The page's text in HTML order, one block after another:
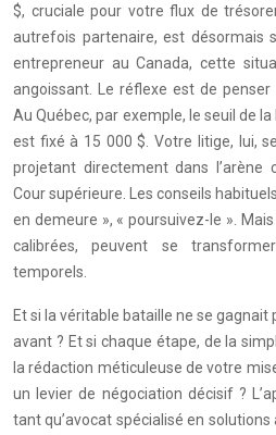
$, cruciale pour votre flux de
autrefois partenaire, est désormais
entrepreneur au Canada, cette
angoissant. Le réflexe est de
Au Québec, par exemple, le seuil de
est fixé à 15 000 $. Votre litige, lui,
projetant directement dans l’arène
Cour supérieure. Les conseils
en demeure », « poursuivez-le ».
calibrées, peuvent se
temporels.
Et si la véritable bataille ne se gagnait
avant ? Et si chaque étape, de la
la rédaction méticuleuse de votre
un levier de négociation décisif ?
tant qu’avocat spécialisé en solutions